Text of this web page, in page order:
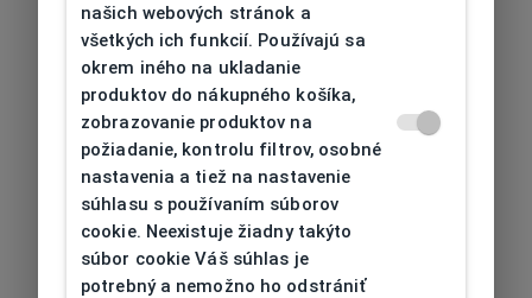
našich webových stránok a
všetkých ich funkcií. Používajú sa
okrem iného na ukladanie
produktov do nákupného košíka,
zobrazovanie produktov na
požiadanie, kontrolu filtrov, osobné
nastavenia a tiež na nastavenie
súhlasu s používaním súborov
cookie. Neexistuje žiadny takýto
súbor cookie Váš súhlas je
potrebný a nemožno ho odstrániť